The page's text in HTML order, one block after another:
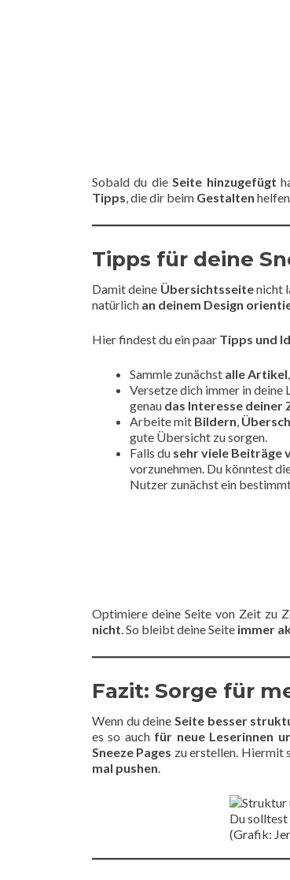
Sobald du dieSeite hinzugefügt
Tipps, die dir beim Gestalten
Tipps für deine
Damit deine Übersichtsseitenicht
natürlich an deinem Design
Hier findest du ein paar Tipps und
Sammle zunächst alle Artikel
Versetze dich immer in deine
genau das Interesse deiner
Arbeite mit Bildern,
gute Übersicht zu sorgen.
Falls du sehr viele Beiträge
vorzunehmen. Du könntest
Nutzer zunächst ein
Optimiere deine Seite von Zeit zu
nicht. So bleibt deine Seite immer
Fazit: Sorge für
Wenn du deine Seite besser
es so auch für neue Leserinnen
Sneeze Pages zu erstellen. Hiermit
mal pushen.
Du solltest
(Grafik: